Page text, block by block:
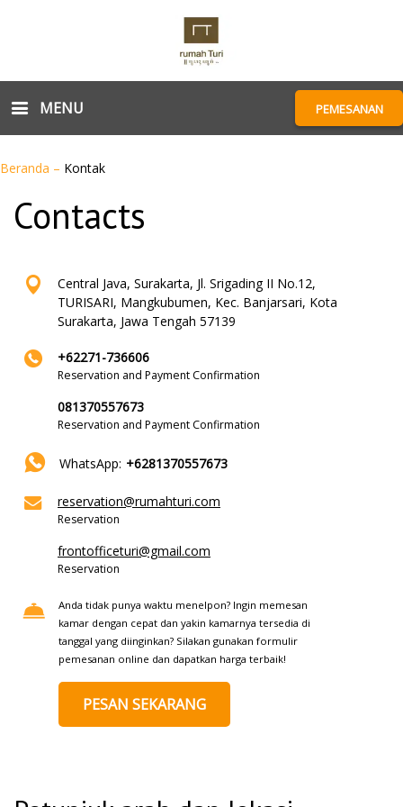
MENU PEMESANAN
Beranda – Kontak
Contacts
Central Java, Surakarta, Jl. Srigading II No.12,
TURISARI, Mangkubumen, Kec. Banjarsari, Kota
Surakarta, Jawa Tengah 57139
+62271-736606
Reservation and Payment Confirmation
081370557673
Reservation and Payment Confirmation
WhatsApp: +6281370557673
reservation@rumahturi.com
Reservation
frontofficeturi@gmail.com
Reservation
Anda tidak punya waktu menelpon? Ingin memesan
kamar dengan cepat dan yakin kamarnya tersedia di
tanggal yang diinginkan? Silakan gunakan formulir
pemesanan online dan dapatkan harga terbaik!
PESAN SEKARANG